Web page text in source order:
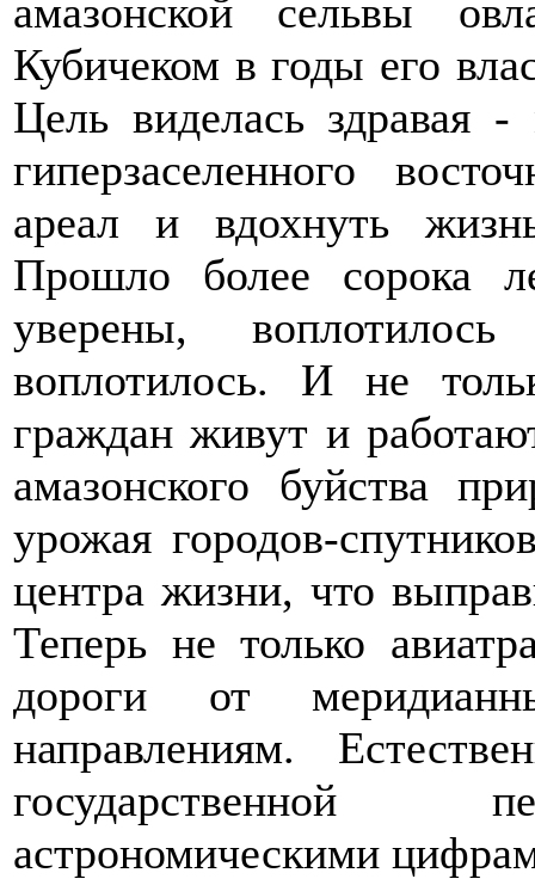
амазонской сельвы
Кубичеком в годы его
Цель виделась здравая
гиперзаселенного
ареал и вдохнуть
Прошло более сорока
уверены,
воплотилось. И не
граждан живут и
амазонского буйства
урожая городов-
центра жизни, что
Теперь не только
дороги от
направлениям.
государственной
астрономическими